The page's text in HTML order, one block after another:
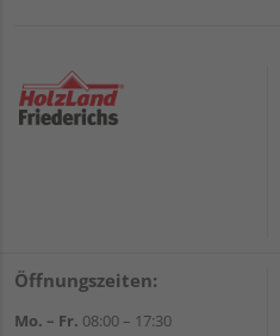
Öffnungszeiten:
Mo. – Fr. 08:00 – 17:30